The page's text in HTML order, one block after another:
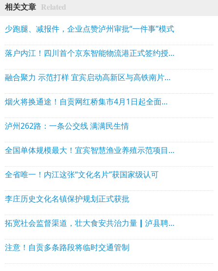
相关文章 Related
少跑腿、减报件，企业点赞泸州审批“一件事”模式
落户内江！四川首个京东智能物流港正式签约授牌
融合聚力 示范打样 宜宾启动高新区与高铁南片区融合发展
烟火将换通途！自贡网红桥集市4月1日起全面撤除
泸州262路：一条公交线 满满民生情
全国单体规模最大！宜宾智慧渔业养殖示范项目开工
全省唯一！内江这张“文化名片”获国家级认可
李庄历史文化名镇保护规划正式获批
拓宽社会监督渠道，壮大食安共治力量┃泸县聘任8名社会人士担任网络餐饮食品安全观察员
注意！自贡多条路段将临时交通管制